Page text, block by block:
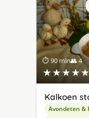
⏱ 90 min👥 4
Kalkoen
Avondeten &